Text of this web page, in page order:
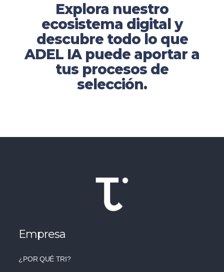
Explora nuestro
ecosistema digital y
descubre todo lo que
ADEL IA puede aportar a
tus procesos de
selección.
Empresa
¿POR QUÉ TRI?